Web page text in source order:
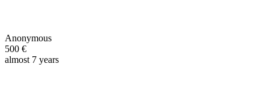
Anonymous
500 €
almost 7 years